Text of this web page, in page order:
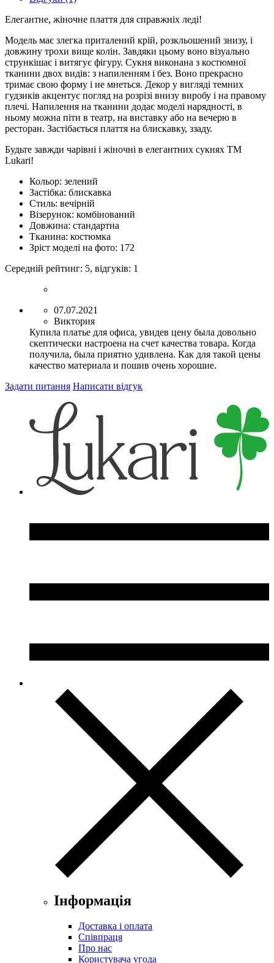
Елегантне, жіночне плаття для справжніх леді!
Модель має злегка приталений крій, розкльошений знизу, і
довжину трохи вище колін. Завдяки цьому воно візуально
стрункішає і витягує фігуру. Сукня виконана з костюмної
тканини двох видів: з напиленням і без. Воно прекрасно
тримає свою форму і не мнеться. Декор у вигляді темних
гудзиків акцентує погляд на розрізі внизу виробу і на правому
плечі. Напилення на тканини додає моделі нарядності, в
ньому можна піти в театр, на виставку або на вечерю в
ресторан. Застібається плаття на блискавку, ззаду.
Будьте завжди чарівні і жіночні в елегантних сукнях ТМ
Lukari!
Кольор: зелений
Застібка: блискавка
Стиль: вечірній
Візерунок: комбінований
Довжина: стандартна
Тканина: костюмка
Зріст моделі на фото: 172
Середній рейтинг: 5, відгуків: 1
07.07.2021
Виктория
Купила платье для офиса, увидев цену была довольно
скептически настроена на счет качества товара. Когда
получила, была приятно удивлена. Как для такой цены
качество материала и пошив очень хорошие.
Задати питання Написати відгук
Інформація
Доставка і оплата
Співпраця
Про нас
Користувача угода